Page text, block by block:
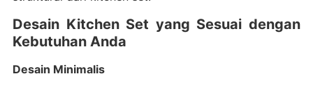
Desain Kitchen Set yang Sesuai dengan
Kebutuhan Anda
Desain Minimalis